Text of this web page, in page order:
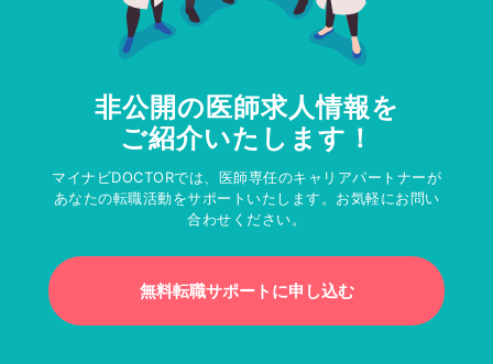
非公開の医師求人情報を
ご紹介いたします！
マイナビDOCTORでは、医師専任のキャリアパートナーが
あなたの転職活動をサポートいたします。お気軽にお問い
合わせください。
無料転職サポートに申し込む